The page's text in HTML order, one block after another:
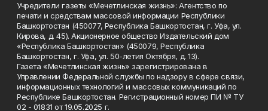
Учредители газеты «Мечетлинская жизнь»: Агентство по
печати и средствам массовой информации Республики
Башкортостан (450077, Республика Башкортостан, г. Уфа, ул.
Кирова, д. 45). Акционерное общество Издательский дом
«Республика Башкортостан» (450079, Республика
Башкортостан, г. Уфа, ул. 50-летия Октября, д. 13).
Газета «Мечетлинская жизнь» зарегистрирована в
Управлении Федеральной службы по надзору в сфере связи,
информационных технологий и массовых коммуникаций по
Республике Башкортостан. Регистрационный номер ПИ № ТУ
02 - 01831 от 19.05.2025 г.